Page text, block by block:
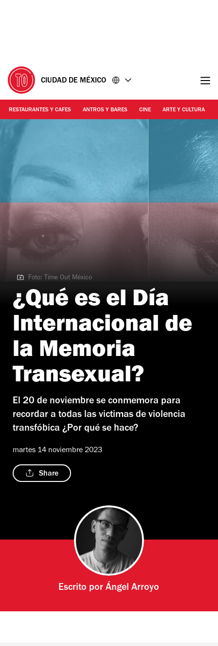
CIUDAD DE MÉXICO
RESTAURANTES Y CAFES ANTROS Y BARES CINE ARTE Y CULTURA
Foto: Time Out México
Foto: Time Out México
¿Qué es el Día
Internacional de
la Memoria
Transexual?
El 20 de noviembre se conmemora para
recordar a todas las victimas de violencia
transfóbica ¿Por qué se hace?
martes 14 noviembre 2023
Share
Escrito porÁngel Arroyo